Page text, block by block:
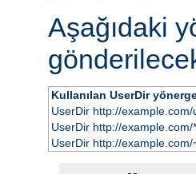
Aşağıdaki
Kullanılan UserDir
UserDir http://example.com/
UserDir http://example.com/
UserDir http://example.com/